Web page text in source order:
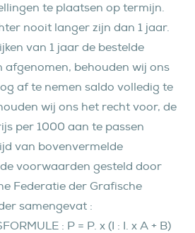
te plaatsen op termijn.
nooit langer zijn dan 1 jaar.
van 1 jaar de bestelde
afgenomen, behouden wij ons
af te nemen saldo volledig te
wij ons het recht voor, de
per 1000 aan te passen
van bovenvermelde
voorwaarden gesteld door
Federatie der Grafische
samengevat :
: P = P. x (I : I. x A + B)